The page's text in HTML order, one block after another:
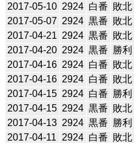
2017-05-10 2924 白番 敗北
2017-05-07 2924 黒番 敗北
2017-04-21 2924 黒番 敗北
2017-04-20 2924 黒番 勝利
2017-04-16 2924 白番 敗北
2017-04-16 2924 白番 敗北
2017-04-15 2924 白番 勝利
2017-04-15 2924 黒番 敗北
2017-04-13 2924 黒番 勝利
2017-04-11
2924 白番 敗北